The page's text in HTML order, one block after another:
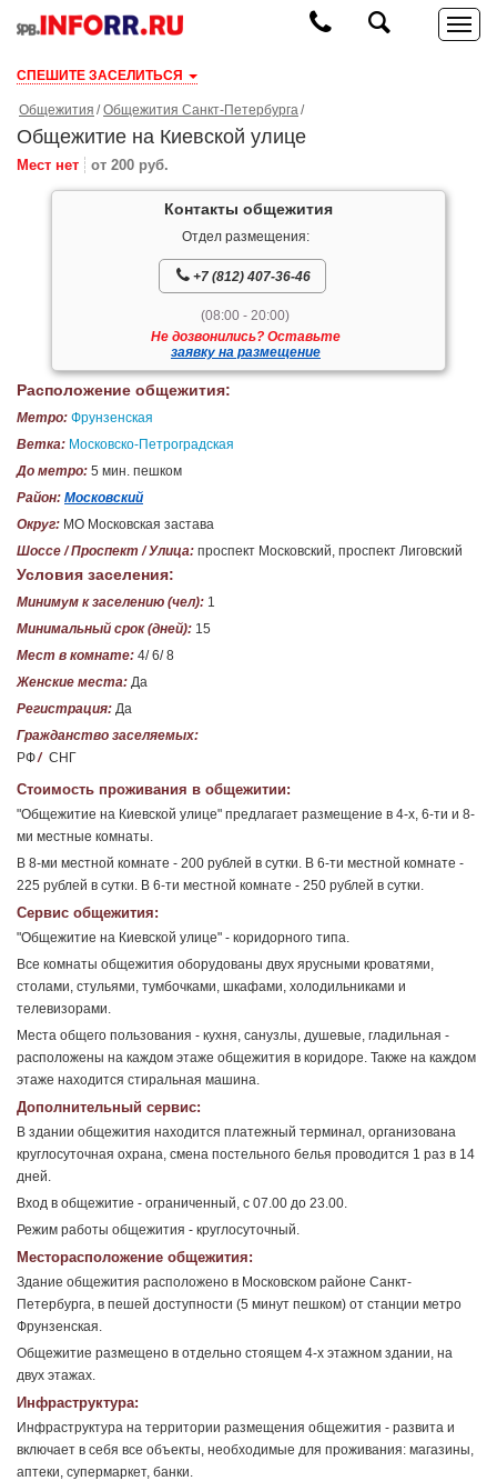
СПЕШИТЕ ЗАСЕЛИТЬСЯ
Общежития Общежития Санкт-Петербурга
Общежитие на Киевской улице
Мест нет от 200 руб.
Контакты общежития
Отдел размещения:
+7 (812) 407-36-46
(08:00 - 20:00)
Не дозвонились? Оставьте
заявку на размещение
Расположение общежития:
Метро: Фрунзенская
Ветка: Московско-Петроградская
До метро: 5 мин. пешком
Район: Московский
Округ: МО Московская застава
Шоссе / Проспект / Улица: проспект Московский, проспект Лиговский
Условия заселения:
Минимум к заселению (чел): 1
Минимальный срок (дней): 15
Мест в комнате: 4/ 6/ 8
Женские места: Да
Регистрация: Да
Гражданство заселяемых:
РФ/ СНГ
Стоимость проживания в общежитии:
"Общежитие на Киевской улице" предлагает размещение в 4-х, 6-ти и 8-
ми местные комнаты.
В 8-ми местной комнате - 200 рублей в сутки. В 6-ти местной комнате -
225 рублей в сутки. В 6-ти местной комнате - 250 рублей в сутки.
Сервис общежития:
"Общежитие на Киевской улице" - коридорного типа.
Все комнаты общежития оборудованы двух ярусными кроватями,
столами, стульями, тумбочками, шкафами, холодильниками и
телевизорами.
Места общего пользования - кухня, санузлы, душевые, гладильная -
расположены на каждом этаже общежития в коридоре. Также на каждом
этаже находится стиральная машина.
Дополнительный сервис:
В здании общежития находится платежный терминал, организована
круглосуточная охрана, смена постельного белья проводится 1 раз в 14
дней.
Вход в общежитие - ограниченный, с 07.00 до 23.00.
Режим работы общежития - круглосуточный.
Месторасположение общежития:
Здание общежития расположено в Московском районе Санкт-
Петербурга, в пешей доступности (5 минут пешком) от станции метро
Фрунзенская.
Общежитие размещено в отдельно стоящем 4-х этажном здании, на
двух этажах.
Инфраструктура:
Инфраструктура на территории размещения общежития - развита и
включает в себя все объекты, необходимые для проживания: магазины,
аптеки, супермаркет, банки.